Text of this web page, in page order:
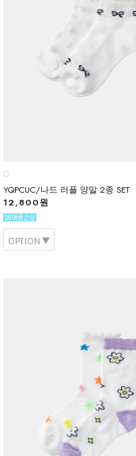
YQPCUC/나드 러플 양말 2종 SET
12,800원
OPTION